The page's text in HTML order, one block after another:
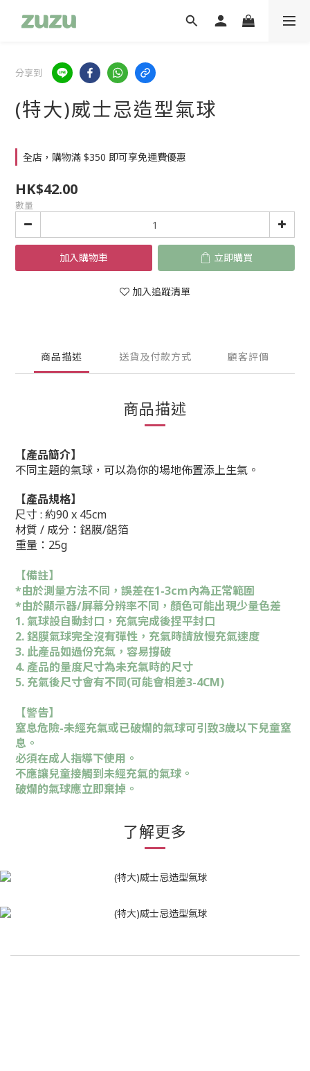
分享到
(特大)威士忌造型氣球
全店，購物滿 $350 即可享免運費優惠
HK$42.00
數量
加入購物車 立即購買
加入追蹤清單
商品描述 送貨及付款方式 顧客評價
商品描述
【產品簡介】
不同主題的氣球，可以為你的場地佈置添上生氣。
【產品規格】
尺寸 : 約90 x 45cm
材質 / 成分：鋁膜/鋁箔
重量：25g
【備註】
*由於測量方法不同，誤差在1-3cm內為正常範圍
*由於顯示器/屏幕分辨率不同，顏色可能出現少量色差
1. 氣球設自動封口，充氣完成後捏平封口
2. 鋁膜氣球完全沒有彈性，充氣時請放慢充氣速度
3. 此產品如過份充氣，容易撐破
4. 產品的量度尺寸為未充氣時的尺寸
5. 充氣後尺寸會有不同(可能會相差3-4CM)
【警告】
窒息危險-未經充氣或已破爛的氣球可引致3歲以下兒童窒
息。
必須在成人指導下使用。
不應讓兒童接觸到未經充氣的氣球。
破爛的氣球應立即棄掉。
了解更多